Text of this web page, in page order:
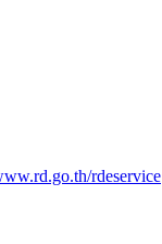
rdeservice